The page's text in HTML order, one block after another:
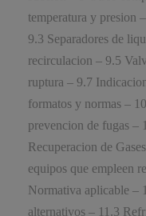
temperatura y presion
9.3 Separadores de
recirculacion – 9.5
ruptura – 9.7
formatos y normas –
prevencion de fugas –
Recuperacion de
equipos que empleen
Normativa aplicable –
alternativos – 11.3